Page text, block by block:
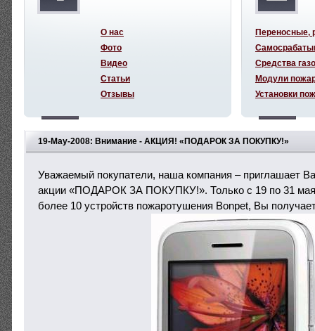
19-May-2008: Внимание - АКЦИЯ! «ПОДАРОК ЗА ПОКУПКУ!»
Уважаемый покупатели, наша компания – приглашает
акции «ПОДАРОК ЗА ПОКУПКУ!». Только с 19 по 31 мая
более 10 устройств пожаротушения Bonpet, Вы
О нас
Фото
Видео
Статьи
Отзывы
Переносные,
Средства
Модули
Установки